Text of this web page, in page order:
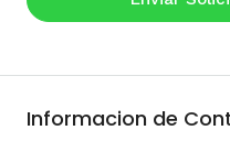
Informacion de